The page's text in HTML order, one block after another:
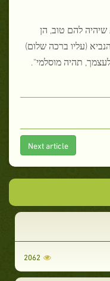
להם טוב, הן
(עליו ברכה שלום)
תהיה מוסלמי".
Next article
2062